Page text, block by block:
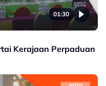
01:30
Kerajaan Perpaduan